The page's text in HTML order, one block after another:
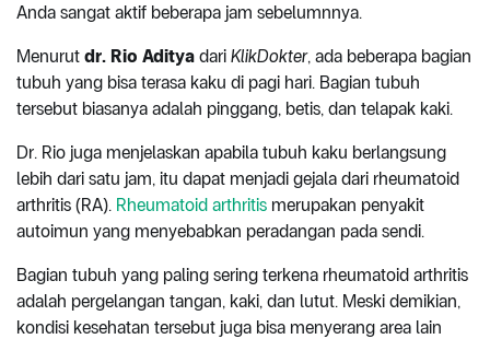
Anda sangat aktif beberapa jam sebelumnnya.
Menurut dr. Rio Aditya dari KlikDokter, ada beberapa bagian
tubuh yang bisa terasa kaku di pagi hari. Bagian tubuh
tersebut biasanya adalah pinggang, betis, dan telapak kaki.
Dr. Rio juga menjelaskan apabila tubuh kaku berlangsung
lebih dari satu jam, itu dapat menjadi gejala dari rheumatoid
arthritis (RA). Rheumatoid arthritis merupakan penyakit
autoimun yang menyebabkan peradangan pada sendi.
Bagian tubuh yang paling sering terkena rheumatoid arthritis
adalah pergelangan tangan, kaki, dan lutut. Meski demikian,
kondisi kesehatan tersebut juga bisa menyerang area lain